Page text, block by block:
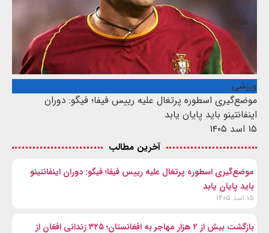
ورزشی
موضع‌گیری اسطوره پرتغال علیه رییس فیفا؛ فیگو: دوران
اینفانتینو باید پایان یابد
۱۵ اسد ۱۴۰۵
آخرین مطالب
موضع‌گیری اسطوره پرتغال علیه رییس فیفا؛ فیگو: دوران اینفانتینو
باید پایان یابد
۱۵ اسد ۱۴۰۵
بازگشت بیش از ۲ هزار مهاجر به افغانستان؛ ۳۲۵ زندانی افغان از